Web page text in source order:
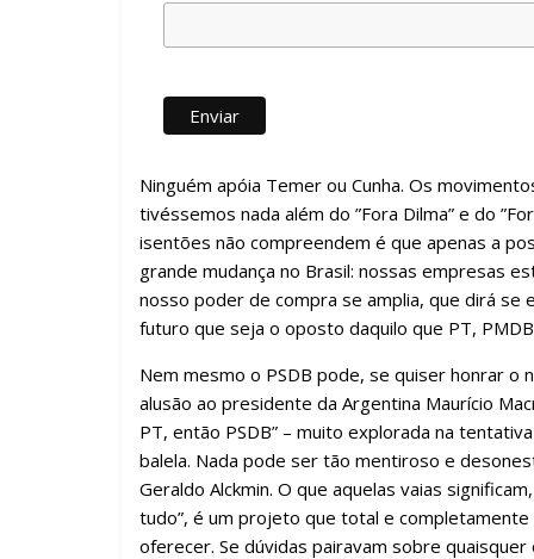
Ninguém apóia Temer ou Cunha. Os
tivéssemos nada além do ‪”Fora Dilma” e do
isentões não compreendem é que apenas a
grande mudança no Brasil: nossas empresas
nosso poder de compra se amplia, que dirá
futuro que seja o oposto daquilo que PT,
Nem mesmo o PSDB pode, se quiser honrar o
alusão ao presidente da Argentina Maurício
PT, então PSDB” – muito explorada na
balela. Nada pode ser tão mentiroso e
Geraldo Alckmin. O que aquelas vaias
tudo”, é um projeto que total e
oferecer. Se dúvidas pairavam sobre